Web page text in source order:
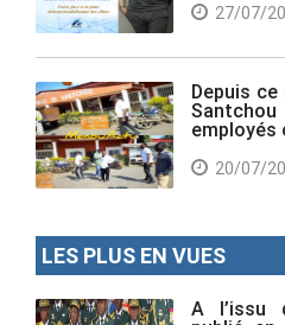
27/07/
Depuis
employés
20/07/
LES PLUS EN VUES
A l’issu